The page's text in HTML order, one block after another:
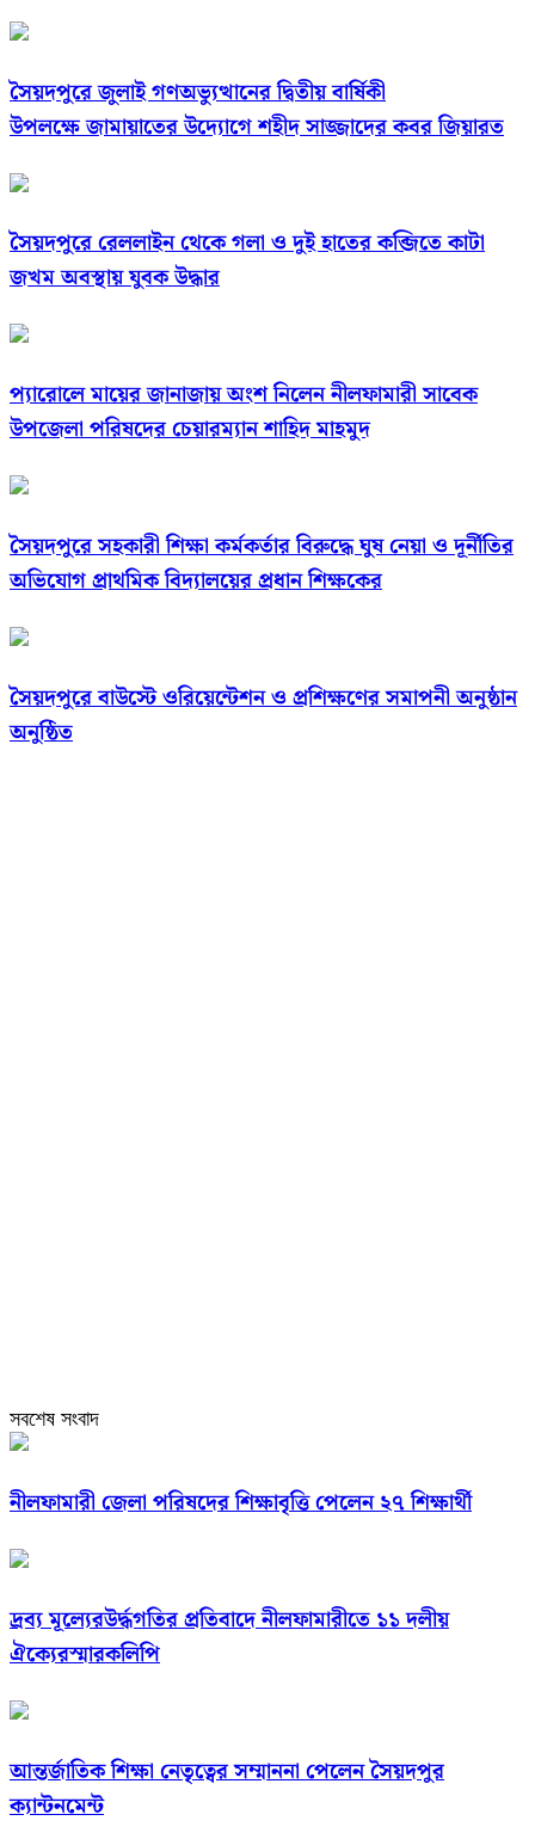
সৈয়দপুরে জুলাই গণঅভ্যুত্থানের দ্বিতীয় বার্ষিকী
উপলক্ষে জামায়াতের উদ্যোগে শহীদ সাজ্জাদের কবর জিয়ারত
সৈয়দপুরে রেললাইন থেকে গলা ও দুই হাতের কব্জিতে কাটা
জখম অবস্থায় যুবক উদ্ধার
প্যারোলে মায়ের জানাজায় অংশ নিলেন নীলফামারী সাবেক
উপজেলা পরিষদের চেয়ারম্যান শাহিদ মাহমুদ
সৈয়দপুরে সহকারী শিক্ষা কর্মকর্তার বিরুদ্ধে ঘুষ নেয়া ও দূর্নীতির
অভিযোগ প্রাথমিক বিদ্যালয়ের প্রধান শিক্ষকের
সৈয়দপুরে বাউস্টে ওরিয়েন্টেশন ও প্রশিক্ষণের সমাপনী অনুষ্ঠান
অনুষ্ঠিত
সবশেষ সংবাদ
নীলফামারী জেলা পরিষদের শিক্ষাবৃত্তি পেলেন ২৭ শিক্ষার্থী
দ্রব্য মূল্যেরউর্দ্ধগতির প্রতিবাদে নীলফামারীতে ১১ দলীয়
ঐক্যেরস্মারকলিপি
আন্তর্জাতিক শিক্ষা নেতৃত্বের সম্মাননা পেলেন সৈয়দপুর
ক্যান্টনমেন্ট